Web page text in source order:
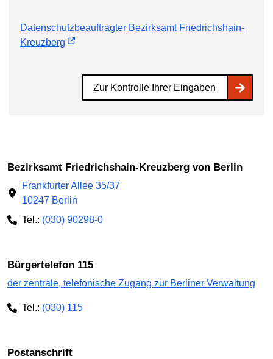
Datenschutzbeauftragter Bezirksamt Friedrichshain-
Kreuzberg
Zur Kontrolle Ihrer Eingaben
Bezirksamt Friedrichshain-Kreuzberg von Berlin
Frankfurter Allee 35/37
10247 Berlin
Tel.: (030) 90298-0
Bürgertelefon 115
der zentrale, telefonische Zugang zur Berliner Verwaltung
Tel.: (030) 115
Postanschrift